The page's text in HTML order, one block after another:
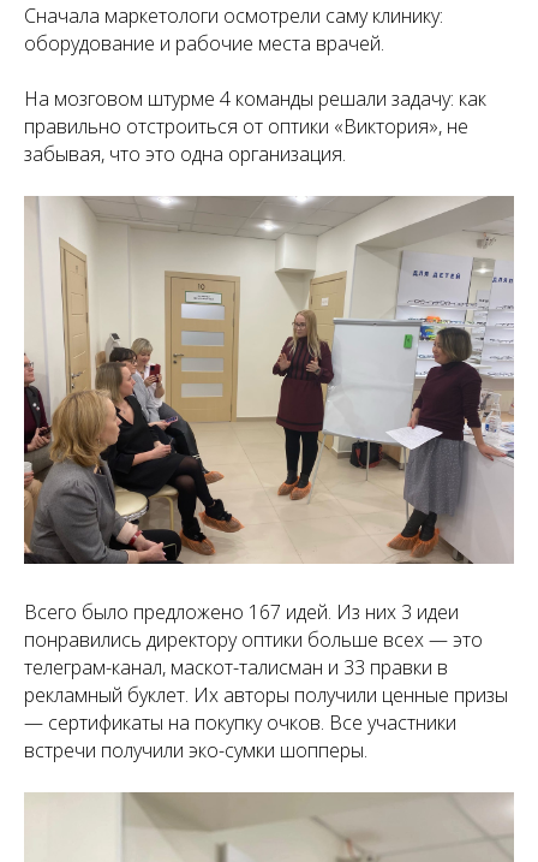
Сначала маркетологи осмотрели саму клинику:
оборудование и рабочие места врачей.
На мозговом штурме 4 команды решали задачу: как
правильно отстроиться от оптики «Виктория», не
забывая, что это одна организация.
Всего было предложено 167 идей. Из них 3 идеи
понравились директору оптики больше всех — это
телеграм-канал, маскот-талисман и 33 правки в
рекламный буклет. Их авторы получили ценные призы
— сертификаты на покупку очков. Все участники
встречи получили эко-сумки шопперы.